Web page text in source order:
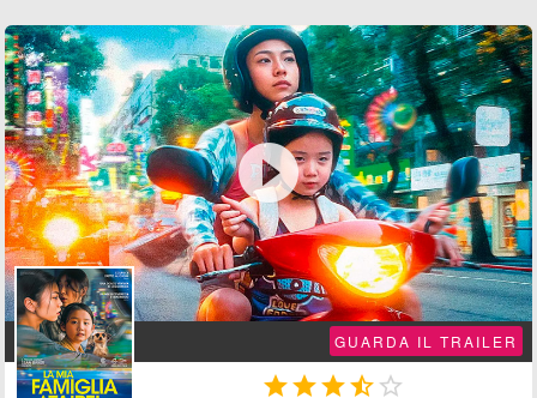

GUARDA IL TRAILER
 